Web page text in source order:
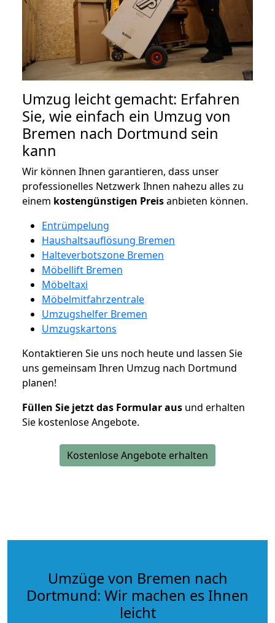
Umzug leicht gemacht: Erfahren
Sie, wie einfach ein Umzug von
Bremen nach Dortmund sein
kann
Wir können Ihnen garantieren, dass unser
professionelles Netzwerk Ihnen nahezu alles zu
einem kostengünstigen Preisanbieten können.
Entrümpelung
Haushaltsauflösung Bremen
Halteverbotszone Bremen
Möbellift Bremen
Möbeltaxi
Möbelmitfahrzentrale
Umzugshelfer Bremen
Umzugskartons
Kontaktieren Sie uns noch heute und lassen Sie
uns gemeinsam Ihren Umzug nach Dortmund
planen!
Füllen Sie jetzt das Formular aus und erhalten
Sie kostenlose Angebote.
Kostenlose Angebote erhalten
Umzüge von Bremen nach
Dortmund: Wir machen es Ihnen
leicht